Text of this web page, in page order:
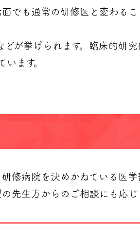
でも通常の研修医と変わる
が挙げられます。臨床的研究
ます。
修病院を決めかねている医
先生方からのご相談にも応じ